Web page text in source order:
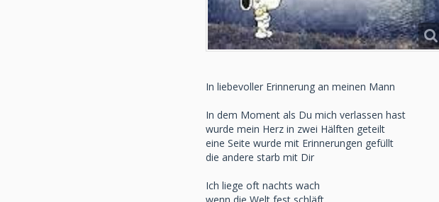
In liebevoller Erinnerung an meinen Mann
In dem Moment als Du mich verlassen hast
wurde mein Herz in zwei Hälften geteilt
eine Seite wurde mit Erinnerungen gefüllt
die andere starb mit Dir
Ich liege oft nachts wach